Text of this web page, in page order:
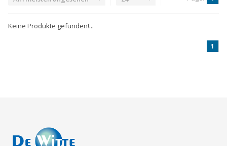
Keine Produkte gefunden!...
1